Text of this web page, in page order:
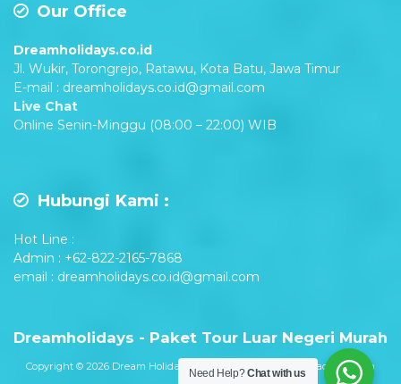
Our Office
Dreamholidays.co.id
Jl. Wukir, Torongrejo, Ratawu, Kota Batu, Jawa Timur
E-mail : dreamholidays.co.id@gmail.com
Live Chat
Online Senin-Minggu (08:00 – 22:00) WIB
Hubungi Kami :
Hot Line :
Admin : +62-822-2165-7868
email : dreamholidays.co.id@gmail.com
Dreamholidays - Paket Tour Luar Negeri Murah
Copyright © 2026 Dream Holidays | Hak Cipta Oleh - PT. Legacy Tourism
Indonesia
Need Help?Chat with us